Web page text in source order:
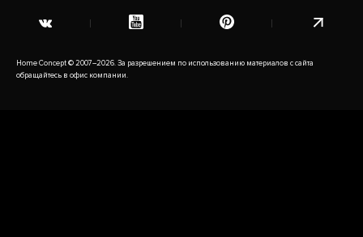
Home Concept © 2007–2026. За разрешением по использованию материалов с сайта
обращайтесь в офис компании.